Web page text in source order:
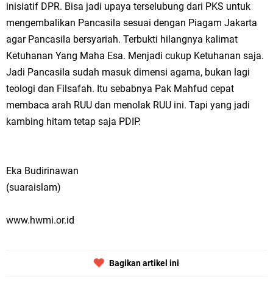
inisiatif DPR. Bisa jadi upaya terselubung dari PKS untuk
mengembalikan Pancasila sesuai dengan Piagam Jakarta
agar Pancasila bersyariah. Terbukti hilangnya kalimat
Ketuhanan Yang Maha Esa. Menjadi cukup Ketuhanan saja.
Jadi Pancasila sudah masuk dimensi agama, bukan lagi
teologi dan Filsafah. Itu sebabnya Pak Mahfud cepat
membaca arah RUU dan menolak RUU ini. Tapi yang jadi
kambing hitam tetap saja PDIP.
Eka Budirinawan
(suaraislam)
www.hwmi.or.id
Bagikan artikel ini